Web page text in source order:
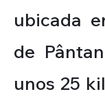
ubicada
de
unos 25